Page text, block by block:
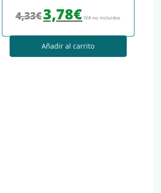
4,33€3,78€ IVA no incluidos
Añadir al carrito